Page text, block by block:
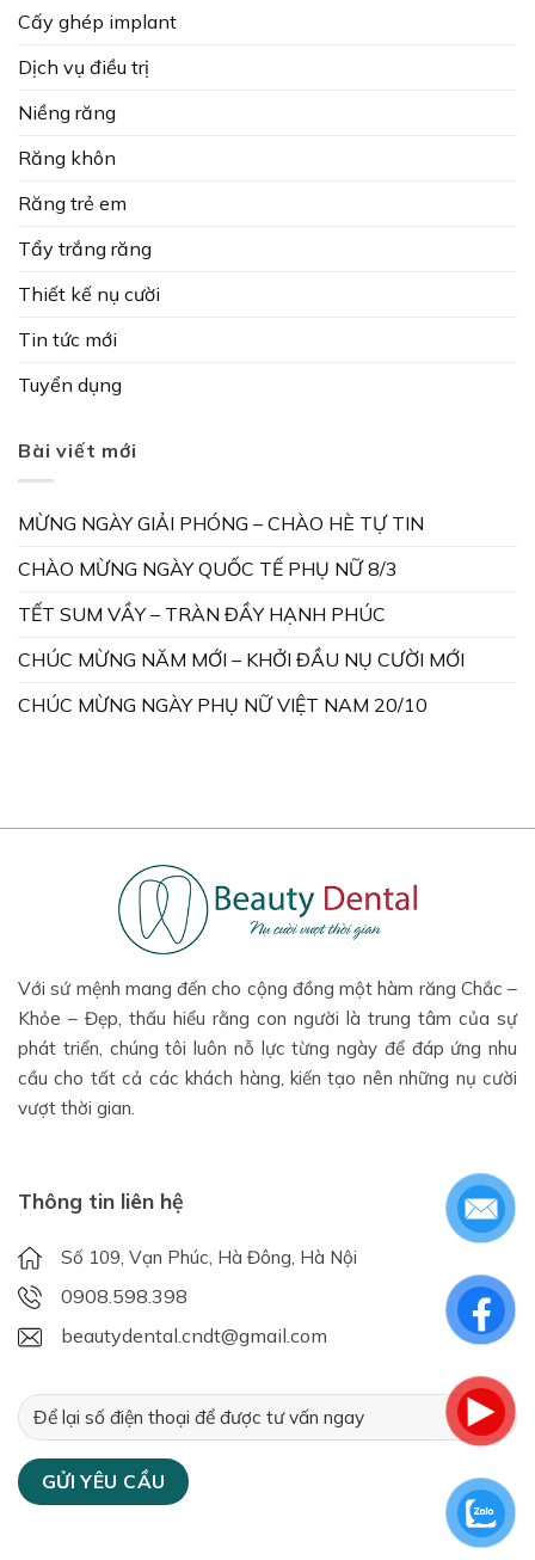
Cấy ghép implant
Dịch vụ điều trị
Niềng răng
Răng khôn
Răng trẻ em
Tẩy trắng răng
Thiết kế nụ cười
Tin tức mới
Tuyển dụng
Bài viết mới
MỪNG NGÀY GIẢI PHÓNG – CHÀO HÈ TỰ TIN
CHÀO MỪNG NGÀY QUỐC TẾ PHỤ NỮ 8/3
TẾT SUM VẦY – TRÀN ĐẦY HẠNH PHÚC
CHÚC MỪNG NĂM MỚI – KHỞI ĐẦU NỤ CƯỜI MỚI
CHÚC MỪNG NGÀY PHỤ NỮ VIỆT NAM 20/10
Với sứ mệnh mang đến cho cộng đồng một hàm răng Chắc –
Khỏe – Đẹp, thấu hiểu rằng con người là trung tâm của sự
phát triển, chúng tôi luôn nỗ lực từng ngày để đáp ứng nhu
cầu cho tất cả các khách hàng, kiến tạo nên những nụ cười
vượt thời gian.
Thông tin liên hệ
Số 109, Vạn Phúc, Hà Đông, Hà Nội
0908.598.398
beautydental.cndt@gmail.com